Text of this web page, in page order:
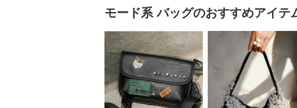
モード系 バッグのおすすめアイテ